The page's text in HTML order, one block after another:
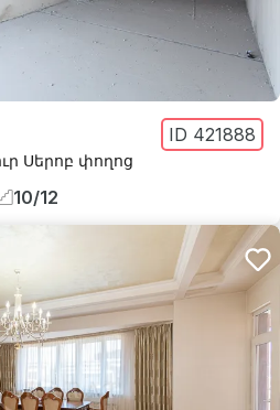
ID 421888
Սերոբ փողոց
10/12